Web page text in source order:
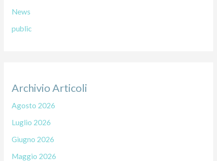
News
public
Archivio Articoli
Agosto 2026
Luglio 2026
Giugno 2026
Maggio 2026